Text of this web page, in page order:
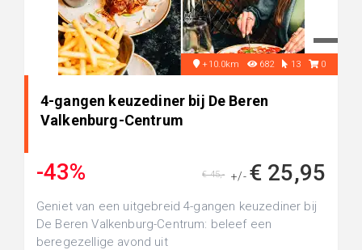
+10.0km 682 13 0
4-gangen keuzediner bij De Beren
Valkenburg-Centrum
-43% +/- € 25,95
€ 45,-
Geniet van een uitgebreid 4-gangen keuzediner bij
De Beren Valkenburg-Centrum: beleef een
beregezellige avond uit